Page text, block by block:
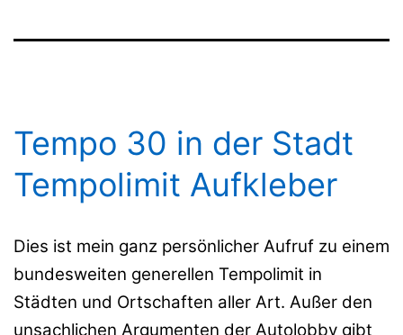
Tempo 30 in der Stadt
Tempolimit Aufkleber
Dies ist mein ganz persönlicher Aufruf zu einem
bundesweiten generellen Tempolimit in
Städten und Ortschaften aller Art. Außer den
unsachlichen Argumenten der Autolobby gibt